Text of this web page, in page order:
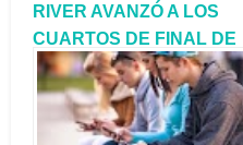
RIVER AVANZÓ A LOS
CUARTOS DE FINAL DE
LA COPA
LIBERTADORES.